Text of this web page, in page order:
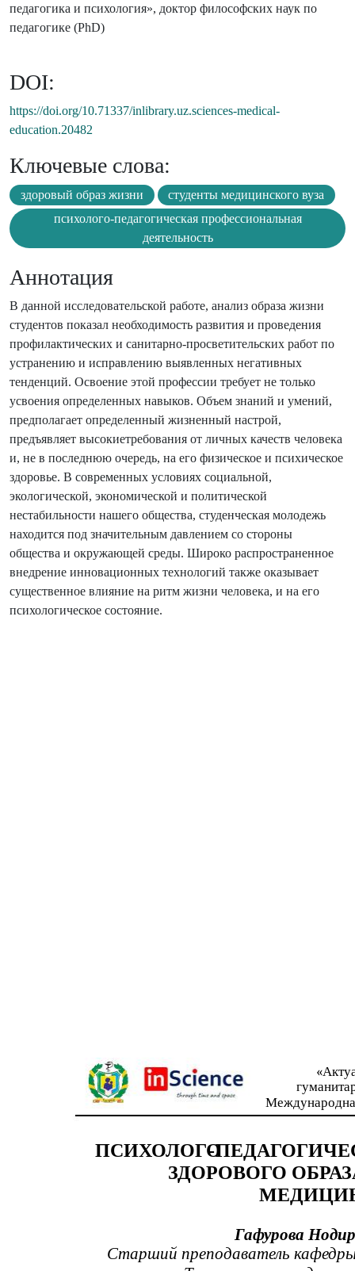
педагогика и психология», доктор философских наук по
педагогике (PhD)
DOI:
https://doi.org/10.71337/inlibrary.uz.sciences-medical-
education.20482
Ключевые слова:
здоровый образ жизни
студенты медицинского вуза
психолого-педагогическая профессиональная
деятельность
Аннотация
В данной исследовательской работе, анализ образа жизни
студентов показал необходимость развития и проведения
профилактических и санитарно-просветительских работ по
устранению и исправлению выявленных негативных
тенденций. Освоение этой профессии требует не только
усвоения определенных навыков. Объем знаний и умений,
предполагает определенный жизненный настрой,
предъявляет высокиетребования от личных качеств человека
и, не в последнюю очередь, на его физическое и психическое
здоровье. В современных условиях социальной,
экологической, экономической и политической
нестабильности нашего общества, студенческая молодежь
находится под значительным давлением со стороны
общества и окружающей среды. Широко распространенное
внедрение инновационных технологий также оказывает
существенное влияние на ритм жизни человека, и на его
психологическое состояние.
ПСИХОЛОГО
-
ЗДОРОВОГО
Гафурова
Старший преподаватель